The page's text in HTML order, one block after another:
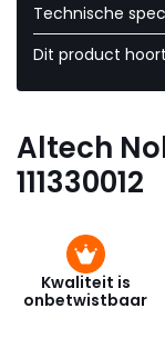
Technische
Dit product
Altech
111330012
Kwaliteit is
onbetwistbaar